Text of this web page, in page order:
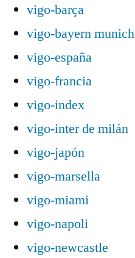
vigo-barça
vigo-bayern munich
vigo-españa
vigo-francia
vigo-index
vigo-inter de milán
vigo-japón
vigo-marsella
vigo-miami
vigo-napoli
vigo-newcastle